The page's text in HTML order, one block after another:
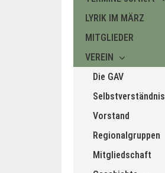
LYRIK IM MÄRZ
MITGLIEDER
VEREIN
Die GAV
Selbstverständnis
Vorstand
Regionalgruppen
Mitgliedschaft